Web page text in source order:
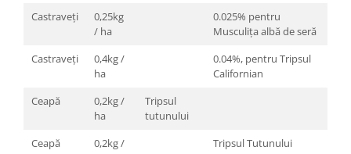
Castraveți
0,25kg
/ ha
0.025% pentru
Musculiţa albă de seră
Castraveți
0,4kg /
ha
0.04%, pentru Tripsul
Californian
Ceapă
0,2kg /
ha
Tripsul
tutunului
Ceapă
0,2kg /
Tripsul Tutunului